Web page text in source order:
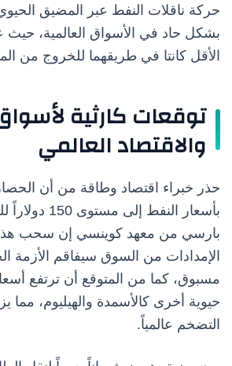
حركة ناقلات النفط عبر المضيق
بشكل حاد في الأسواق العالمية،
الأقل كانتا في طريقهما للخروج من
توقعات كارثية
والاقتصاد العالمي
حذر خبراء اقتصاد وطاقة من أن
بأسعار النفط
بارسي من معهد كوينسي إن سحب
الإمدادات من السوق سيفاقم الأزمة
مسبوق، كما من المتوقع أن ترتفع
حيوية أخرى كالأسمدة والهيليوم،
التضخم عالمياً.